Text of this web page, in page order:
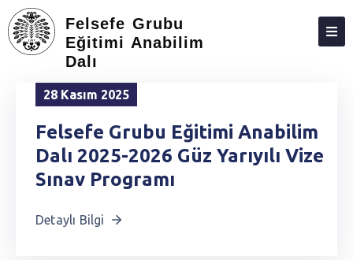
Felsefe Grubu
Eğitimi Anabilim
Dalı
HAKKIMIZDA
KIŞILER
LISANSÜSTÜ
ARAŞTIRMA
ADAY ÖĞRENCILER
28 Kasım 2025
Felsefe Grubu Eğitimi Anabilim
Dalı 2025-2026 Güz Yarıyılı Vize
Sınav Programı
Detaylı Bilgi